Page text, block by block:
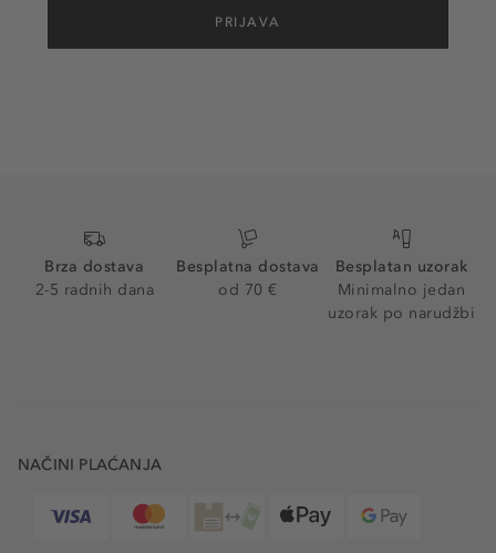
PRIJAVA
Brza dostava
2-5 radnih dana
Besplatna dostava
od 70 €
Besplatan uzorak
Minimalno jedan
uzorak po narudžbi
NAČINI PLAĆANJA